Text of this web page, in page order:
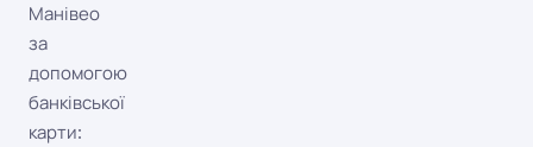
Манівео
за
допомогою
банківської
карти: